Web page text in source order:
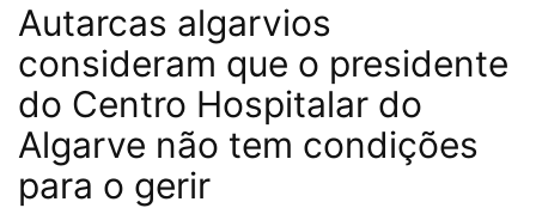
Autarcas algarvios
consideram que o presidente
do Centro Hospitalar do
Algarve não tem condições
para o gerir